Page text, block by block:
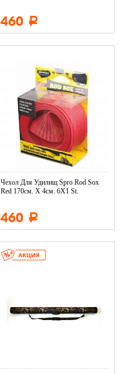
460 Р
Чехол Для Удилищ Spro Rod Sox
Red 170см. X 4см. 6X1 St.
460 Р